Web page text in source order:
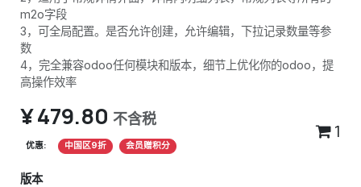
m2o字段
3，可全局配置。是否允许创建，允许编辑，下拉记录数量等参
数
4，完全兼容odoo任何模块和版本，细节上优化你的odoo，提
高操作效率
¥479.80 不含税
优惠: 中国区9折 会员赠积分
1
版本